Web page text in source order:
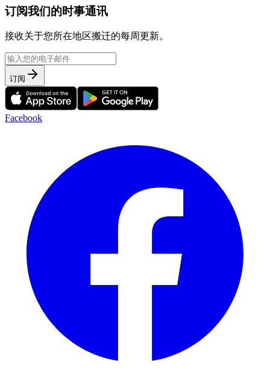
订阅我们的时事通讯
接收关于您所在地区搬迁的每周更新。
订阅
Facebook